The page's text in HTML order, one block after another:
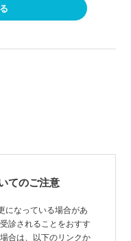
てのご注意
になっている場合があ
診されることをおすす
合は、以下のリンクか